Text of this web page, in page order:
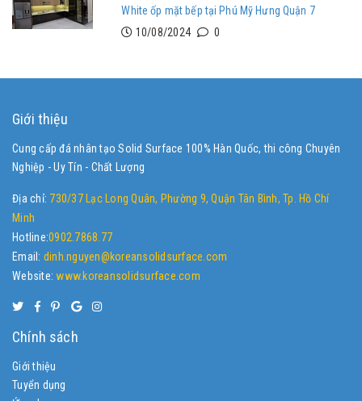
White ốp mặt bếp tại Phú Mỹ Hưng Quận 7
10/08/2024
0
Giới thiệu
Cung cấp đá nhân tạo Solid Surface 100% Hàn Quốc, thi công Chuyên
Nghiệp - Uy Tín - Chất Lượng
Địa chỉ: 730/37 Lạc Long Quân, Phường 9, Quận Tân Bình, Tp. Hồ Chí
Minh
Hotline:0902.7868.77
Email: dinh.nguyen@koreansolidsurface.com
Website:www.koreansolidsurface.com
Chính sách
Giới thiệu
Tuyển dụng